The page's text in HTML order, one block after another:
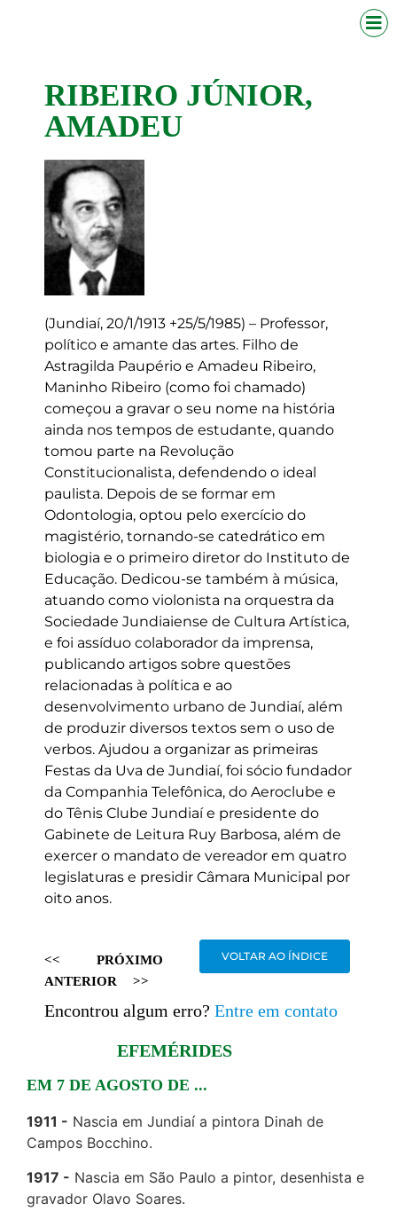
RIBEIRO JÚNIOR,
AMADEU
(Jundiaí, 20/1/1913 +25/5/1985) – Professor,
político e amante das artes. Filho de
Astragilda Paupério e Amadeu Ribeiro,
Maninho Ribeiro (como foi chamado)
começou a gravar o seu nome na história
ainda nos tempos de estudante, quando
tomou parte na Revolução
Constitucionalista, defendendo o ideal
paulista. Depois de se formar em
Odontologia, optou pelo exercício do
magistério, tornando-se catedrático em
biologia e o primeiro diretor do Instituto de
Educação. Dedicou-se também à música,
atuando como violonista na orquestra da
Sociedade Jundiaiense de Cultura Artística,
e foi assíduo colaborador da imprensa,
publicando artigos sobre questões
relacionadas à política e ao
desenvolvimento urbano de Jundiaí, além
de produzir diversos textos sem o uso de
verbos. Ajudou a organizar as primeiras
Festas da Uva de Jundiaí, foi sócio fundador
da Companhia Telefônica, do Aeroclube e
do Tênis Clube Jundiaí e presidente do
Gabinete de Leitura Ruy Barbosa, além de
exercer o mandato de vereador em quatro
legislaturas e presidir Câmara Municipal por
oito anos.
<<
ANTERIOR
PRÓXIMO
>>
VOLTAR AO ÍNDICE
Encontrou algum erro? Entre em contato
EFEMÉRIDES
EM 7 DE AGOSTO DE ...
1911
Nascia em Jundiaí a pintora Dinah de
Campos Bocchino.
1917
Nascia em São Paulo a pintor, desenhista e
gravador Olavo Soares.